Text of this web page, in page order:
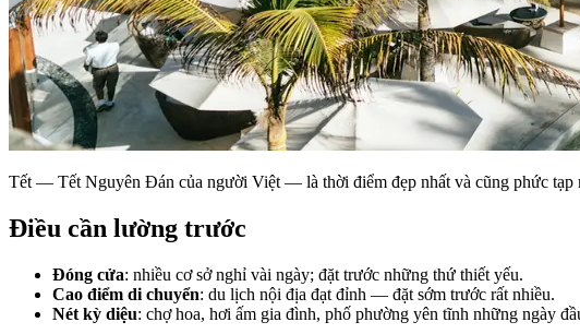
Tết — Tết Nguyên Đán của người Việt — là thời điểm đẹp nhất và cũng phức tạp
Điều cần lường trước
Đóng cửa: nhiều cơ sở nghỉ vài ngày; đặt trước những thứ thiết yếu.
Cao điểm di chuyển: du lịch nội địa đạt đỉnh — đặt sớm trước rất nhiều.
Nét kỳ diệu: chợ hoa, hơi ấm gia đình, phố phường yên tĩnh những ngày